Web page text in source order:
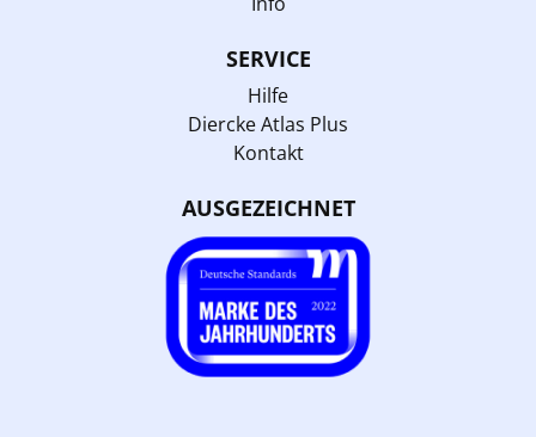
SERVICE
Hilfe
Diercke Atlas Plus
Kontakt
AUSGEZEICHNET